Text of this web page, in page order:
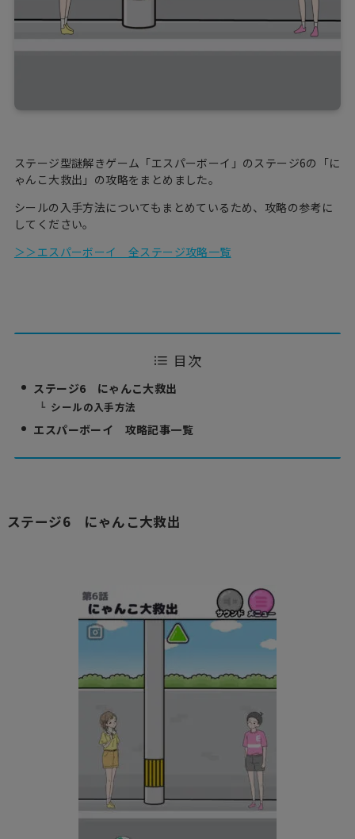
ステージ型謎解きゲーム「エスパーボーイ」のステージ6の「に
ゃんこ大救出」の攻略をまとめました。
シールの入手方法についてもまとめているため、攻略の参考に
してください。
＞＞エスパーボーイ 全ステージ攻略一覧
目次
ステージ6 にゃんこ大救出
シールの入手方法
エスパーボーイ 攻略記事一覧
ステージ6 にゃんこ大救出